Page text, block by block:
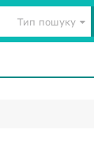
Тип пошуку